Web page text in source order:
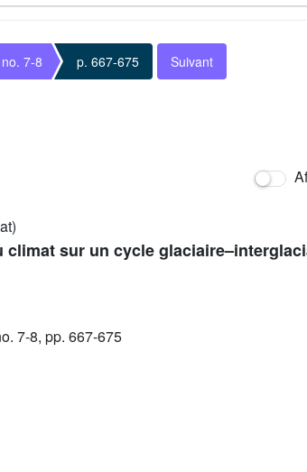
no. 7-8 p. 667-675 Suivant
sur un cycle
7-8, pp. 667-675